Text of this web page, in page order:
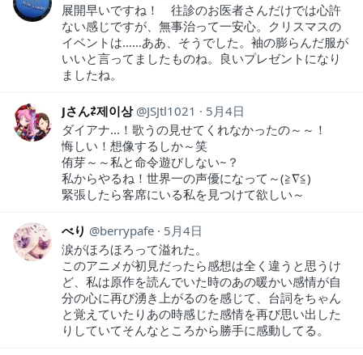
展開早いですね！ 往診のお医者さんだけでは心許
ない感じですが、無事治って一安心。クリスマスの
イベントは……ああ、そうでした。袖の膨らんだ服が
いいと言ってましたものね。良いプレゼントになり
ましたね。
Jさん⇄제이상 JSJtl1021
5月4日
ダイアナ...！歌うの見せてくれなかったの～～！
悔しい！想像するしか～笑
侑芽～～私と命令遊びしない~？
私からやるね！世界一の声優になって～(≧∇≦)
緊張したら客席にいる私を見つけて欲しい～
べり berrypafe
5月4日
涙がほろほろって溢れた。
このアニメが初見だったら感想は全く違うと思うけ
ど、私は原作を読んでいた時のあの暖かい感情が自
分の心に再び湧き上がるのを感じて、台詞をちゃん
と覚えていたりあの時感じた感情を再び思い出した
りしていてそんなところから勝手に感動してる。